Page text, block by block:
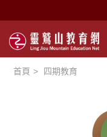
首頁 四期教育